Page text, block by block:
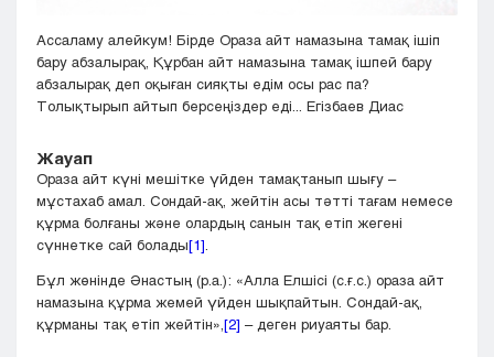
Ассаламу алейкум! Бірде Ораза айт намазына тамақ ішіп
бару абзалырақ, Құрбан айт намазына тамақ ішпей бару
абзалырақ деп оқыған сияқты едім осы рас па?
Толықтырып айтып берсеңіздер еді... Егізбаев Диас
Жауап
Ораза айт күні мешітке үйден тамақтанып шығу –
мұстахаб амал. Сондай-ақ, жейтін асы тәтті тағам немесе
құрма болғаны және олардың санын тақ етіп жегені
сүннетке сай болады[1]
Бұл жөнінде Әнастың (р.а.): «Алла Елшісі (с.ғ.с.) ораза айт
намазына құрма жемей үйден шықпайтын. Сондай-ақ,
құрманы тақ етіп жейтін», [2] – деген риуаяты бар.